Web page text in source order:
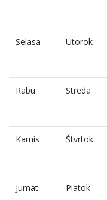
Selasa Utorok
Rabu Streda
Kamis Štvrtok
Jumat Piatok